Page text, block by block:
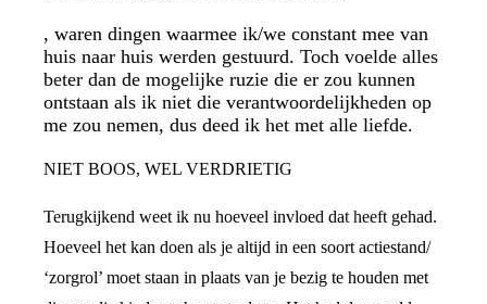
, waren dingen waarmee ik/we constant mee van
huis naar huis werden gestuurd. Toch voelde alles
beter dan de mogelijke ruzie die er zou kunnen
ontstaan als ik niet die verantwoordelijkheden op
me zou nemen, dus deed ik het met alle liefde.
NIET BOOS, WEL VERDRIETIG
Terugkijkend weet ik nu hoeveel invloed dat heeft gehad.
Hoeveel het kan doen als je altijd in een soort actiestand/
‘zorgrol’ moet staan in plaats van je bezig te houden met